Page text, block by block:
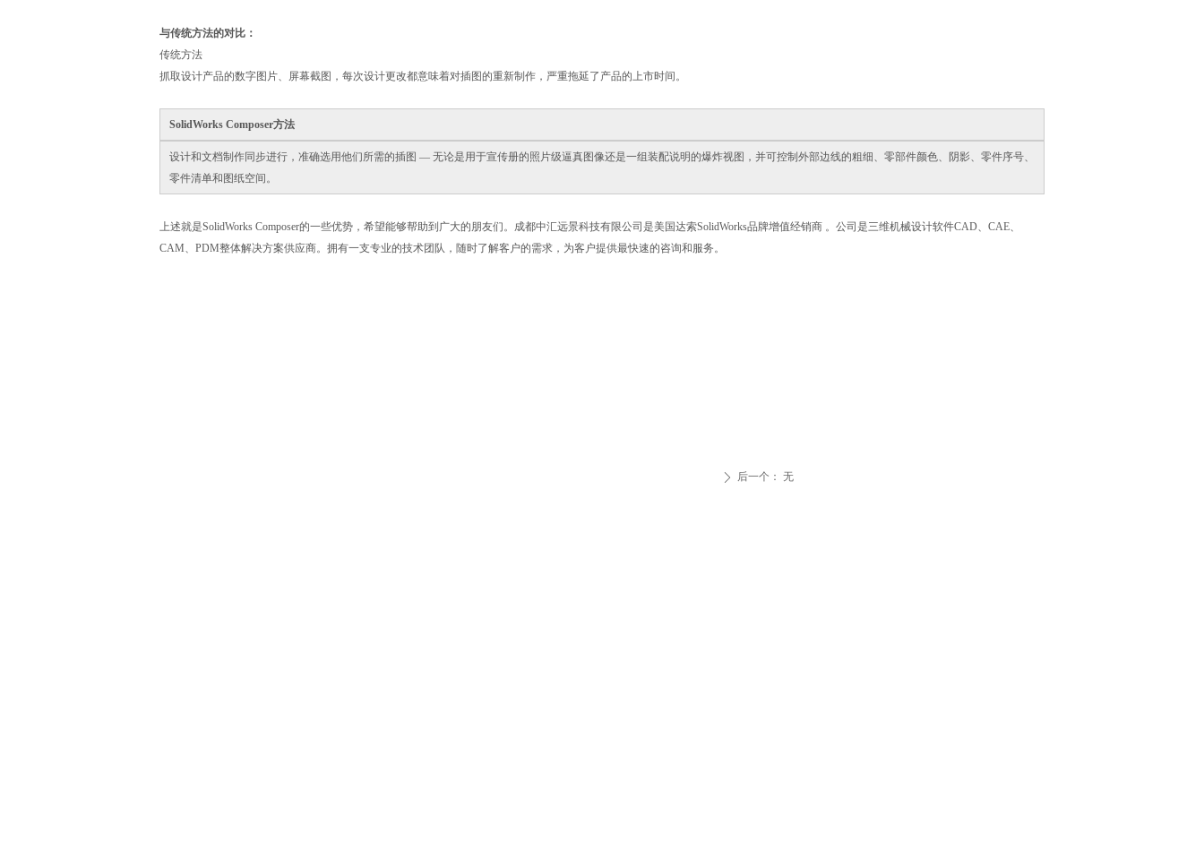
与传统方法的对比：
传统方法
抓取设计产品的数字图片、屏幕截图，每次设计更改都意味着对插图的重新制作，严重拖延了产品的上市时间。
SolidWorks Composer方法
设计和文档制作同步进行，准确选用他们所需的插图 — 无论是用于宣传册的照片级逼真图像还是一组装配说明的爆炸视图，并可控制外部边线的粗细、零部件颜色、阴影、零件序号、
零件清单和图纸空间。
上述就是SolidWorks Composer的一些优势，希望能够帮助到广大的朋友们。成都中汇远景科技有限公司是美国达索SolidWorks品牌增值经销商 。公司是三维机械设计软件CAD、CAE、
CAM、PDM整体解决方案供应商。拥有一支专业的技术团队，随时了解客户的需求，为客户提供最快速的咨询和服务。
ꄲ 后一个： 无